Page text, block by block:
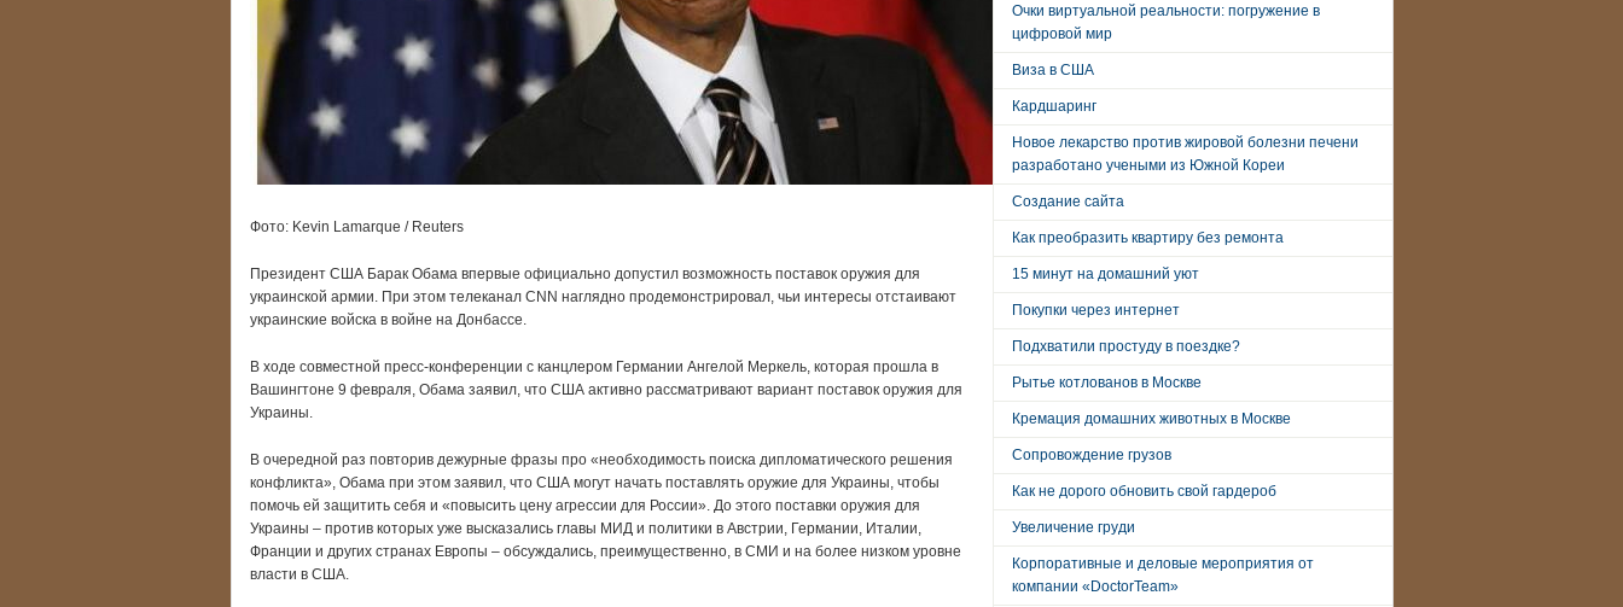
Фото: Kevin Lamarque / Reuters
Президент США Барак Обама впервые официально допустил возможность поставок оружия для
украинской армии. При этом телеканал CNN наглядно продемонстрировал, чьи интересы отстаивают
украинские войска в войне на Донбассе.
В ходе совместной пресс-конференции с канцлером Германии Ангелой Меркель, которая прошла в
Вашингтоне 9 февраля, Обама заявил, что США активно рассматривают вариант поставок оружия для
Украины.
В очередной раз повторив дежурные фразы про «необходимость поиска дипломатического решения
конфликта», Обама при этом заявил, что США могут начать поставлять оружие для Украины, чтобы
помочь ей защитить себя и «повысить цену агрессии для России». До этого поставки оружия для
Украины – против которых уже высказались главы МИД и политики в Австрии, Германии, Италии,
Франции и других странах Европы – обсуждались, преимущественно, в СМИ и на более низком уровне
власти в США.
Очки виртуальной реальности: погружение в
цифровой мир
Виза в США
Кардшаринг
Новое лекарство против жировой болезни печени
разработано учеными из Южной Кореи
Создание сайта
Как преобразить квартиру без ремонта
15 минут на домашний уют
Покупки через интернет
Подхватили простуду в поездке?
Рытье котлованов в Москве
Кремация домашних животных в Москве
Сопровождение грузов
Как не дорого обновить свой гардероб
Увеличение груди
Корпоративные и деловые мероприятия от
компании «DoctorTeam»